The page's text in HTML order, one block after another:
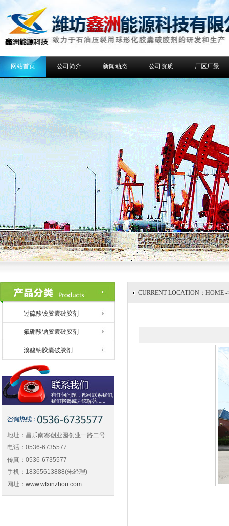
网站首页 公司简介 新闻动态 公司资质 厂区厂景
过硫酸铵胶囊破胶剂
氟硼酸钠胶囊破胶剂
溴酸钠胶囊破胶剂
地址：昌乐南寨创业园创业一路二号
电话：0536-6735577
传真：0536-6735577
手机：18365613888(朱经理)
网址： www.wfxinzhou.com
CURRENT LOCATION：HOME